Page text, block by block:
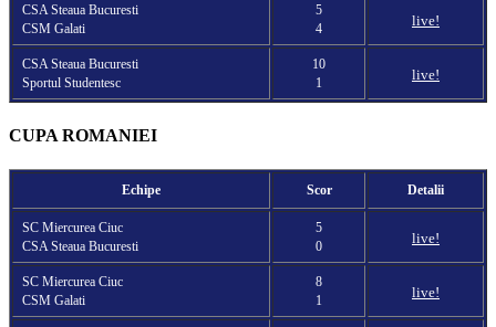
CSA Steaua Bucuresti
CSM Galati
5
4
live!
CSA Steaua Bucuresti
Sportul Studentesc
10
1
live!
CUPA ROMANIEI
Echipe Scor Detalii
SC Miercurea Ciuc
CSA Steaua Bucuresti
5
0
live!
SC Miercurea Ciuc
CSM Galati
8
1
live!